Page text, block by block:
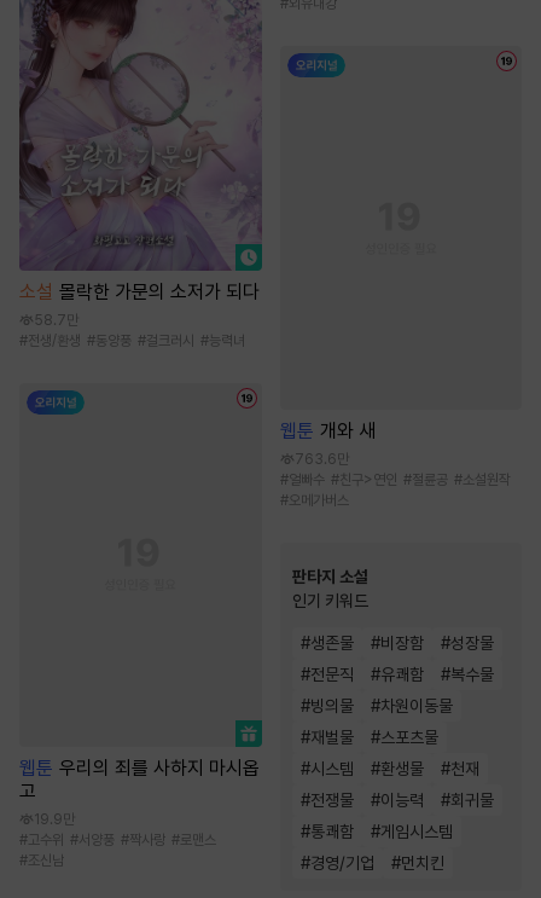
소설 몰락한 가문의 소저가 되다
58.7만
#전생/환생 #동양풍 #걸크러시 #능력녀
웹툰 우리의 죄를 사하지 마시옵
고
19.9만
#고수위 #서양풍 #짝사랑 #로맨스
#조신남
#외유내강
웹툰 개와 새
763.6만
#얼빠수 #친구>연인 #절륜공 #소설원작
#오메가버스
판타지 소설
인기 키워드
#생존물 #비장함 #성장물
#전문직 #유쾌함 #복수물
#빙의물 #차원이동물
#재벌물 #스포츠물
#시스템 #환생물 #천재
#전쟁물 #이능력 #회귀물
#통쾌함 #게임시스템
#경영/기업 #먼치킨